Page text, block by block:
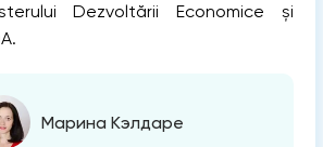
Dezvoltării Economice și
Марина Кэлдаре